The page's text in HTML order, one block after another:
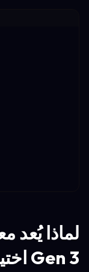
Gen 3 اختياراً ذكياً؟